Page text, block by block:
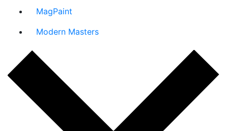
MagPaint
Modern Masters